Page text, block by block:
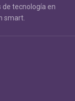
tecnología en
smart.